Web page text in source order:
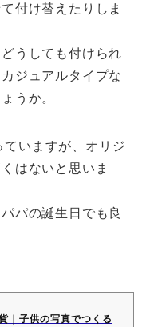
付け替えたりしま
うしても付けられ
ジュアルタイプな
うか。
ていますが、オリジ
はないと思いま
パの誕生日でも良
｜子供の写真でつくる